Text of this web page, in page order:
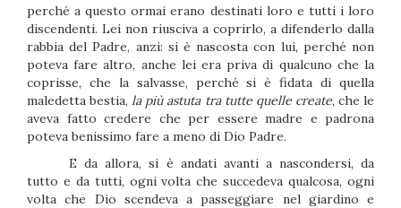
perché a questo ormai erano destinati loro e tutti i loro
discendenti. Lei non riusciva a coprirlo, a difenderlo dalla
rabbia del Padre, anzi: si è nascosta con lui, perché non
poteva fare altro, anche lei era priva di qualcuno che la
coprisse, che la salvasse, perché si è fidata di quella
maledetta bestia,la più astuta tra tutte quelle create, che le
aveva fatto credere che per essere madre e padrona
poteva benissimo fare a meno di Dio Padre.
E da allora, si è andati avanti a nascondersi, da
tutto e da tutti, ogni volta che succedeva qualcosa, ogni
volta che Dio scendeva a passeggiare nel giardino e